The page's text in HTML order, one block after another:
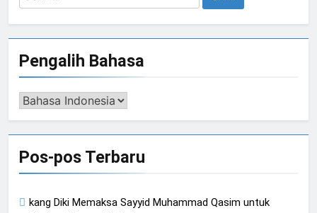
untuk:
Pengalih Bahasa
Pengalih
Pos-pos Terbaru
kang Diki Memaksa Sayyid Muhammad Qasim untuk